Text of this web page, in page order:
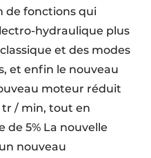
de fonctions qui
hydraulique plus
et des modes
et enfin le nouveau
moteur réduit
tr / min, tout en
5% La nouvelle
nouveau